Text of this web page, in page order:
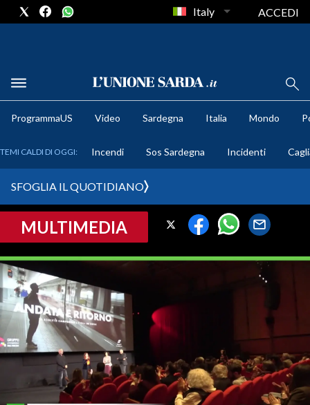
METEO
CRONACA SARDEGNA
PROVINCIA DI CAGLIARI
SULCIS IGLESIENTE
MEDIO CAMPIDANO
ORISTANO E PROVINCIA
SASSARI E PROVINCIA
GALLURA
NUORO E PROVINCIA
Italy ACCEDI
ProgrammaUS Video Sardegna Italia Mondo
TEMI CALDI DI OGGI: Incendi Sos Sardegna Incidenti
SFOGLIA IL QUOTIDIANO
MULTIMEDIA